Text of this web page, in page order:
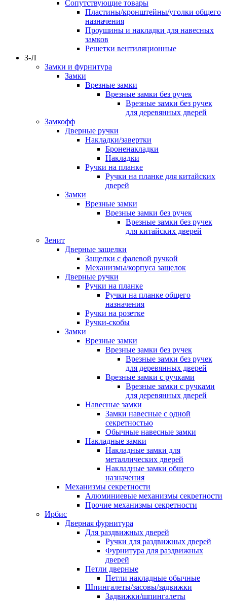
Сопутствующие товары
Пластины/кронштейны/уголки общего
назначения
Проушины и накладки для навесных
замков
Решетки вентиляционные
З-Л
Замки и фурнитура
Замки
Врезные замки
Врезные замки без ручек
Врезные замки без ручек
для деревянных дверей
Замкофф
Дверные ручки
Накладки/завертки
Броненакладки
Накладки
Ручки на планке
Ручки на планке для китайских
дверей
Замки
Врезные замки
Врезные замки без ручек
Врезные замки без ручек
для китайских дверей
Зенит
Дверные защелки
Защелки с фалевой ручкой
Механизмы/корпуса защелок
Дверные ручки
Ручки на планке
Ручки на планке общего
назначения
Ручки на розетке
Ручки-скобы
Замки
Врезные замки
Врезные замки без ручек
Врезные замки без ручек
для деревянных дверей
Врезные замки с ручками
Врезные замки с ручками
для деревянных дверей
Навесные замки
Замки навесные с одной
секретностью
Обычные навесные замки
Накладные замки
Накладные замки для
металлических дверей
Накладные замки общего
назначения
Механизмы секретности
Алюминиевые механизмы секретности
Прочие механизмы секретности
Ирбис
Дверная фурнитура
Для раздвижных дверей
Ручки для раздвижных дверей
Фурнитура для раздвижных
дверей
Петли дверные
Петли накладные обычные
Шпингалеты/засовы/задвижки
Задвижки/шпингалеты